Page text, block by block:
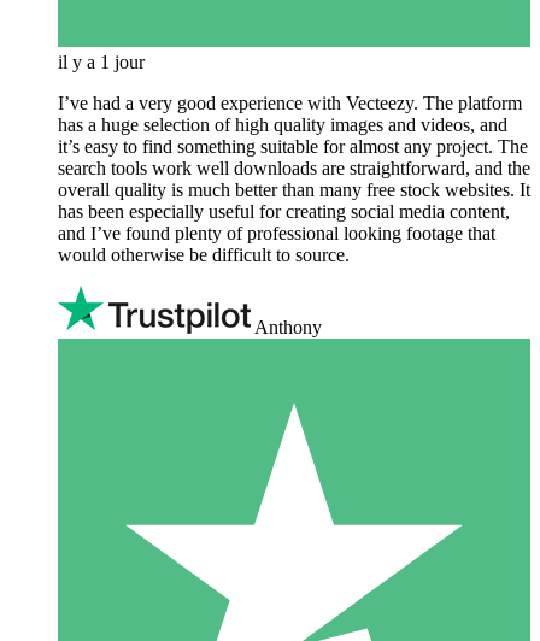
il y a 1 jour
I’ve had a very good experience with Vecteezy. The platform
has a huge selection of high quality images and videos, and
it’s easy to find something suitable for almost any project. The
search tools work well downloads are straightforward, and the
overall quality is much better than many free stock websites. It
has been especially useful for creating social media content,
and I’ve found plenty of professional looking footage that
would otherwise be difficult to source.
Anthony